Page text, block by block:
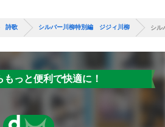
詩歌 シルバー川柳特別編 ジジィ川柳 シル
もっと便利で快適に！